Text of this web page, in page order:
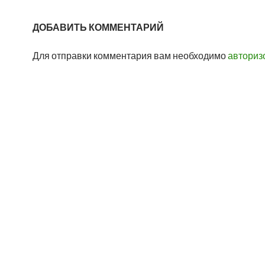
ДОБАВИТЬ КОММЕНТАРИЙ
Для отправки комментария вам необходимо